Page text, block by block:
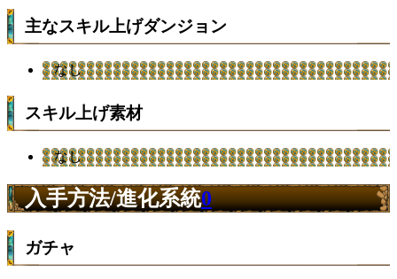
主なスキル上げダンジョン
なし
スキル上げ素材
なし
入手方法/進化系統0
ガチャ